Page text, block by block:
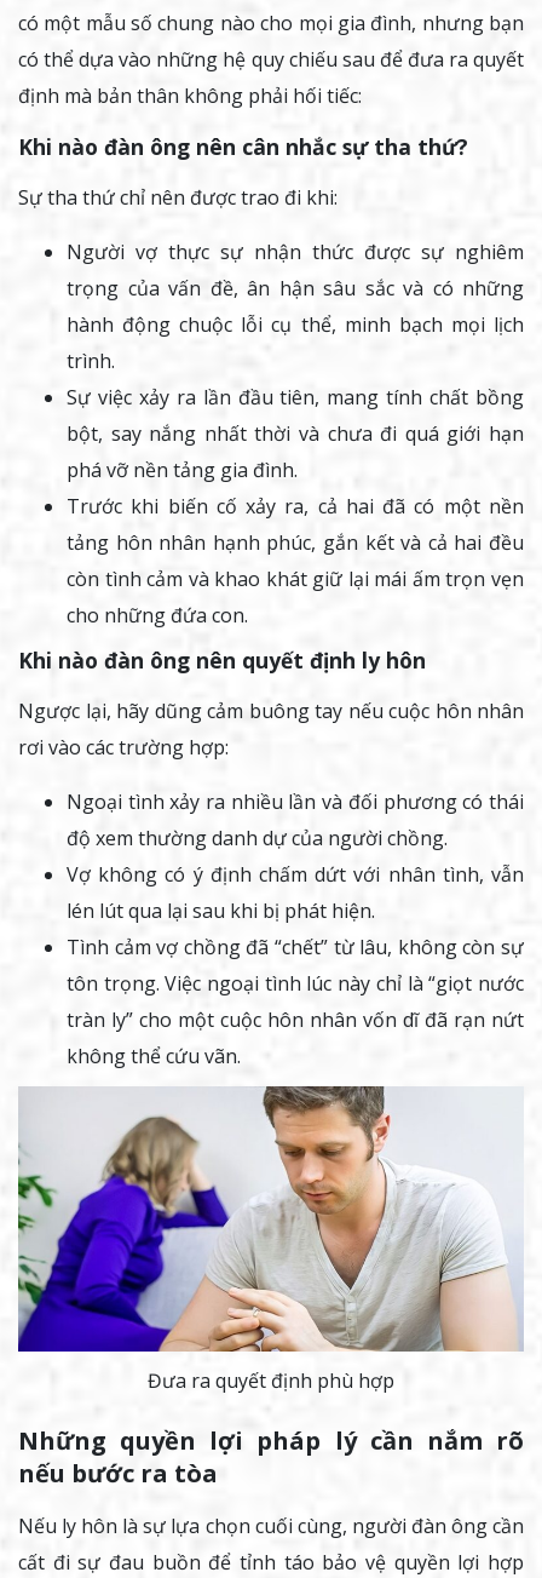
có một mẫu số chung nào cho mọi gia đình, nhưng bạn
có thể dựa vào những hệ quy chiếu sau để đưa ra quyết
định mà bản thân không phải hối tiếc:
Khi nào đàn ông nên cân nhắc sự tha thứ?
Sự tha thứ chỉ nên được trao đi khi:
Người vợ thực sự nhận thức được sự nghiêm
trọng của vấn đề, ân hận sâu sắc và có những
hành động chuộc lỗi cụ thể, minh bạch mọi lịch
trình.
Sự việc xảy ra lần đầu tiên, mang tính chất bồng
bột, say nắng nhất thời và chưa đi quá giới hạn
phá vỡ nền tảng gia đình.
Trước khi biến cố xảy ra, cả hai đã có một nền
tảng hôn nhân hạnh phúc, gắn kết và cả hai đều
còn tình cảm và khao khát giữ lại mái ấm trọn vẹn
cho những đứa con.
Khi nào đàn ông nên quyết định ly hôn
Ngược lại, hãy dũng cảm buông tay nếu cuộc hôn nhân
rơi vào các trường hợp:
Ngoại tình xảy ra nhiều lần và đối phương có thái
độ xem thường danh dự của người chồng.
Vợ không có ý định chấm dứt với nhân tình, vẫn
lén lút qua lại sau khi bị phát hiện.
Tình cảm vợ chồng đã “chết” từ lâu, không còn sự
tôn trọng. Việc ngoại tình lúc này chỉ là “giọt nước
tràn ly” cho một cuộc hôn nhân vốn dĩ đã rạn nứt
không thể cứu vãn.
Đưa ra quyết định phù hợp
Những quyền lợi pháp lý cần nắm rõ
nếu bước ra tòa
Nếu ly hôn là sự lựa chọn cuối cùng, người đàn ông cần
cất đi sự đau buồn để tỉnh táo bảo vệ quyền lợi hợp